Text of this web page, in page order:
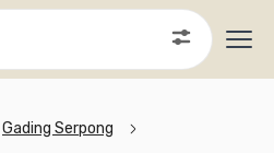
Gading Serpong